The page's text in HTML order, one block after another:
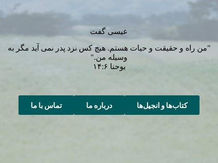
عیسی گفت
"من راه و حقیقت و حیات هستم. هیچ کس نزد پدر نمی آید مگر به
وسیله من."
یوحنا ۱۴:۶
کتاب‌ها و انجیل‌ها درباره ما تماس با ما